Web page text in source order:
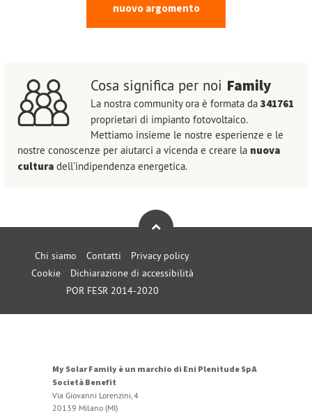
nuovo argomento
Cosa significa per noi Family
La nostra community ora è formata da 341761
proprietari di impianto fotovoltaico.
Mettiamo insieme le nostre esperienze e le
nostre conoscenze per aiutarci a vicenda e creare la nuova
cultura dell'indipendenza energetica.
Chi siamo Contatti
Privacy policy
Cookie
Dichiarazione di accessibilità
POR FESR 2014-2020
My Solar Family è un marchio di Eni Plenitude SpA
Società Benefit
Via Giovanni Lorenzini, 4
20139 Milano (MI)